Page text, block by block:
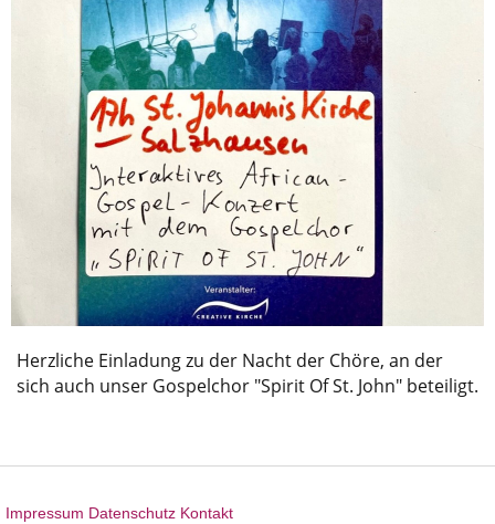
Herzliche Einladung zu der Nacht der Chöre, an der
sich auch unser Gospelchor "Spirit Of St. John" beteiligt.
Impressum Datenschutz Kontakt